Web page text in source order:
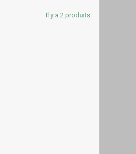
Il y a 2 produits.